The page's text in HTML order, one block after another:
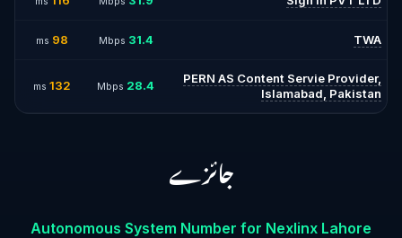
TWA
31.4
Mbps
98
ms
PERN AS Content Servie Provider,
Islamabad, Pakistan
28.4
Mbps
132
ms
جائزے
Autonomous System Number for Nexlinx Lahore